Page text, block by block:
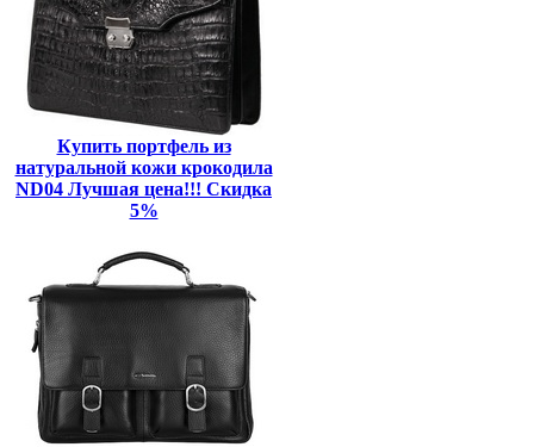
Купить портфель из
натуральной кожи крокодила
ND04 Лучшая цена!!! Скидка
5%